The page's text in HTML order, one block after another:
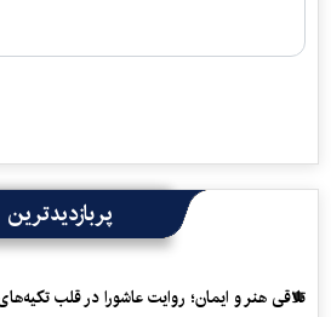
پربازدیدترین
تلاقی هنر و ایمان؛ روایت عاشورا در قلب